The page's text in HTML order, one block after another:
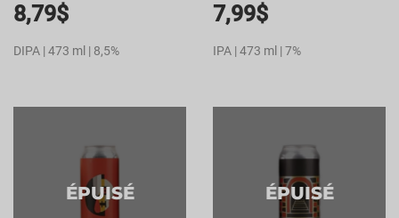
8,79$
DIPA | 473 ml | 8,5%
7,99$
IPA | 473 ml | 7%
ÉPUISÉ ÉPUISÉ